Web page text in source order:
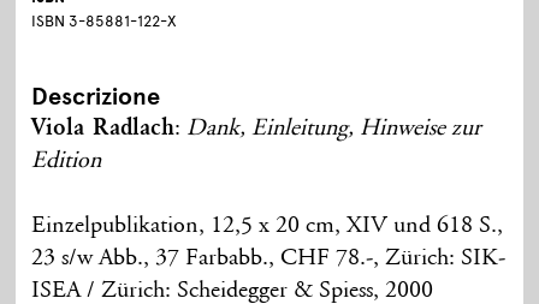
ISBN 3-85881-122-X
Descrizione
Viola Radlach: Dank, Einleitung, Hinweise zur
Edition
Einzelpublikation, 12,5 x 20 cm, XIV und 618 S.,
23 s/w Abb., 37 Farbabb., CHF 78.-, Zürich: SIK-
ISEA / Zürich: Scheidegger & Spiess, 2000